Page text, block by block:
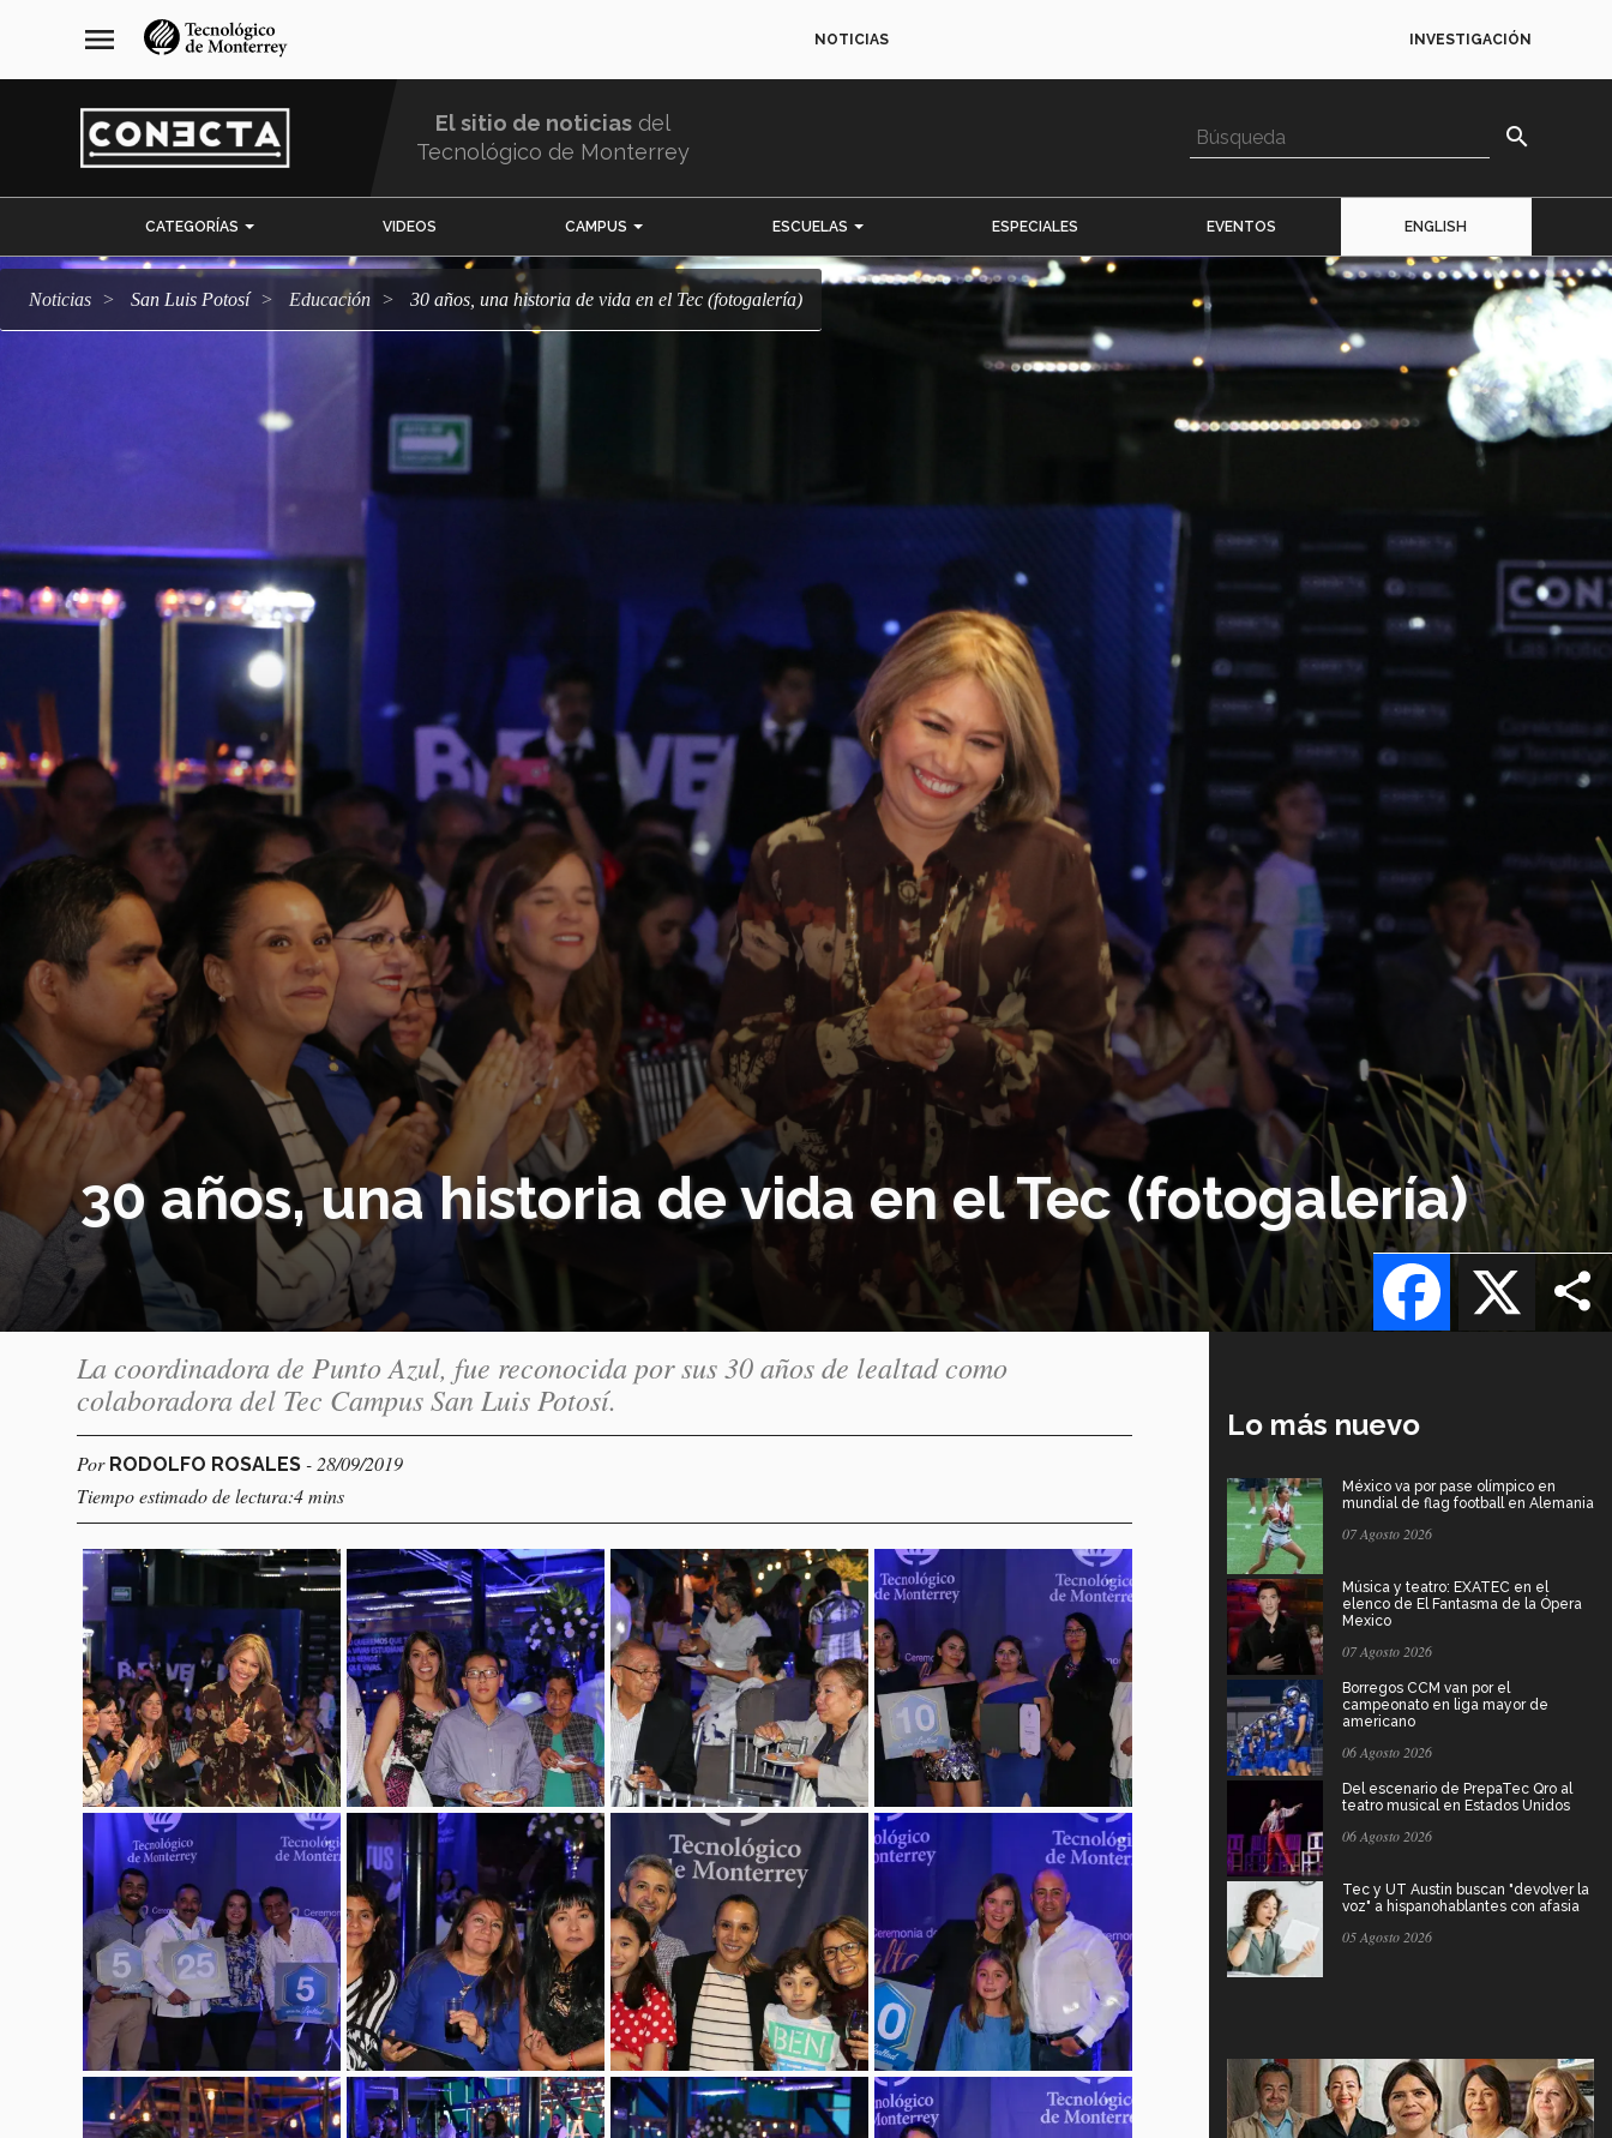
navegación
principal
menu NOTICIAS INVESTIGACIÓN
El sitio de noticias del
Tecnológico de Monterrey
search
CATEGORÍAS VIDEOS CAMPUS ESCUELAS ESPECIALES EVENTOS ENGLISH
Noticias San Luis Potosí Educación 30 años, una historia de vida en el Tec (fotogalería)
30 años, una historia de vida en el Tec (fotogalería)
X
Facebook
La coordinadora de Punto Azul, fue reconocida por sus 30 años de lealtad como
colaboradora del Tec Campus San Luis Potosí.
Por RODOLFO ROSALES - 28/09/2019
Tiempo estimado de lectura:4 mins
Lo más nuevo
México va por pase olímpico en
mundial de flag football en Alemania
07 Agosto 2026
Música y teatro: EXATEC en el
elenco de El Fantasma de la Ópera
Mexico
07 Agosto 2026
Borregos CCM van por el
campeonato en liga mayor de
americano
06 Agosto 2026
Del escenario de PrepaTec Qro al
teatro musical en Estados Unidos
06 Agosto 2026
Tec y UT Austin buscan "devolver la
voz" a hispanohablantes con afasia
05 Agosto 2026